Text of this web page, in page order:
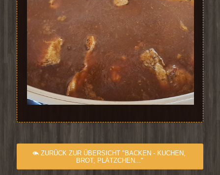
ZURÜCK ZUR ÜBERSICHT "BACKEN - KUCHEN,
BROT, PLÄTZCHEN..."